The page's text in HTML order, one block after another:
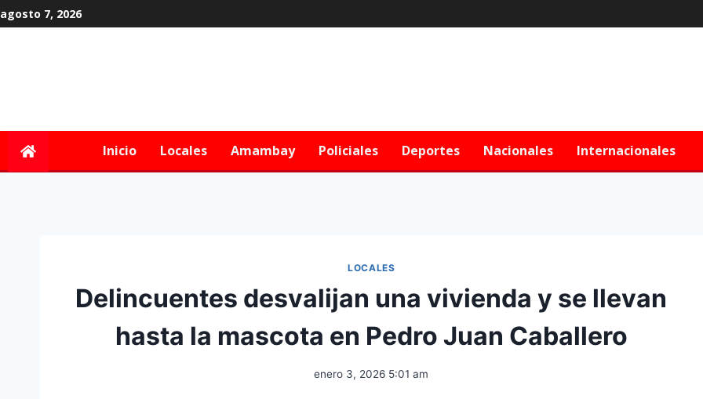
agosto 7, 2026
Inicio Locales Amambay Policiales Deportes Nacionales Internacionales
LOCALES
Delincuentes desvalijan una vivienda y se llevan
hasta la mascota en Pedro Juan Caballero
enero 3, 2026 5:01 am